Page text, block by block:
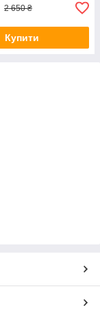
2 650 ₴
Купити